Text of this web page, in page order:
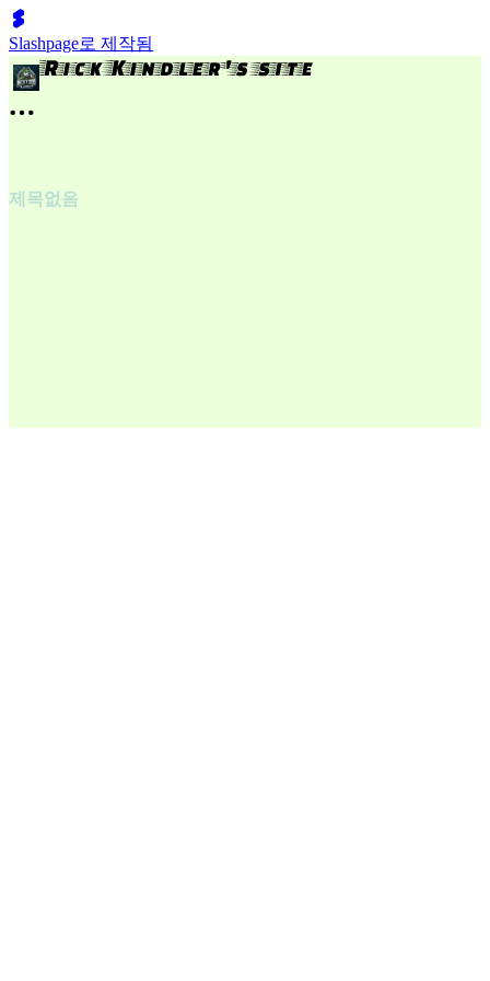
Slashpage로 제작됨
제목없음